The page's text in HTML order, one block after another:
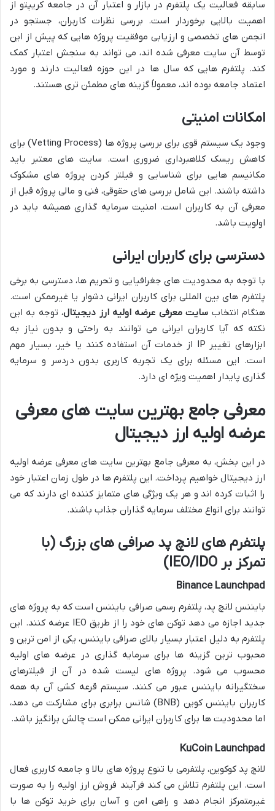
سابقه فعالیت یک پلتفرم در بازار و اعتبار آن در جامعه کریپتو از
اهمیت بالایی برخوردار است. بررسی نظرات کاربران، جستجو در
انجمن های تخصصی و ارزیابی موفقیت پروژه هایی که پیش از این
توسط آن سایت معرفی شده اند، می تواند به سنجش اعتبار کمک
کند. پلتفرم هایی که سال ها در این حوزه فعالیت دارند و مورد
اعتماد جامعه بوده اند، معمولاً گزینه های مطمئن تری هستند.
امکانات امنیتی
وجود یک سیستم قوی برای بررسی پروژه ها (Vetting Process) برای
کاهش ریسک کلاهبرداری ضروری است. سایت های معتبر باید
مکانیسم هایی برای شناسایی و فیلتر کردن پروژه های مشکوک
داشته باشند. این شامل بررسی های حقوقی، فنی و مالی پروژه قبل از
معرفی آن به کاربران است. امنیت سرمایه گذاری همیشه باید در
اولویت باشد.
دسترسی برای کاربران ایرانی
با توجه به محدودیت های جغرافیایی و تحریم ها، دسترسی به برخی
پلتفرم های بین المللی برای کاربران ایرانی دشوار یا غیرممکن است.
هنگام انتخاب سایت معرفی عرضه اولیه ارز دیجیتال، توجه به این
نکته که آیا کاربران ایرانی می توانند به راحتی و بدون نیاز به
ابزارهای تغییر IP از خدمات آن استفاده کنند یا خیر، بسیار مهم
است. این مسئله برای یک تجربه کاربری بدون دردسر و سرمایه
گذاری پایدار اهمیت ویژه ای دارد.
معرفی جامع بهترین سایت های معرفی
عرضه اولیه ارز دیجیتال
در این بخش، به معرفی جامع بهترین سایت های معرفی عرضه اولیه
ارز دیجیتال خواهیم پرداخت. این پلتفرم ها در طول زمان اعتبار خود
را اثبات کرده اند و هر یک ویژگی های متمایز کننده ای دارند که می
توانند برای انواع مختلف سرمایه گذاران جذاب باشند.
پلتفرم های لانچ پد صرافی های بزرگ (با
تمرکز بر IEO/IDO)
Binance Launchpad
بایننس لانچ پد، پلتفرم رسمی صرافی بایننس است که به پروژه های
جدید اجازه می دهد توکن های خود را از طریق IEO عرضه کنند. این
پلتفرم به دلیل اعتبار بسیار بالای صرافی بایننس، یکی از امن ترین و
محبوب ترین گزینه ها برای سرمایه گذاری در عرضه های اولیه
محسوب می شود. پروژه های لیست شده در آن از فیلترهای
سختگیرانه بایننس عبور می کنند. سیستم قرعه کشی آن به همه
کاربران بایننس کوین (BNB) شانس برابری برای مشارکت می دهد،
اما محدودیت ها برای کاربران ایرانی ممکن است چالش برانگیز باشد.
KuCoin Launchpad
لانچ پد کوکوین، پلتفرمی با تنوع پروژه های بالا و جامعه کاربری فعال
است. این پلتفرم تلاش می کند فرآیند فروش ارز اولیه را به صورت
غیرمتمرکز انجام دهد و راهی امن و آسان برای خرید توکن ها با